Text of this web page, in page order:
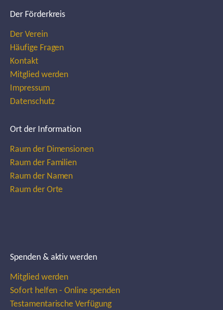
Der Förderkreis
Der Verein
Häufige Fragen
Kontakt
Mitglied werden
Impressum
Datenschutz
Ort der Information
Raum der Dimensionen
Raum der Familien
Raum der Namen
Raum der Orte
Spenden & aktiv werden
Mitglied werden
Sofort helfen - Online spenden
Testamentarische Verfügung